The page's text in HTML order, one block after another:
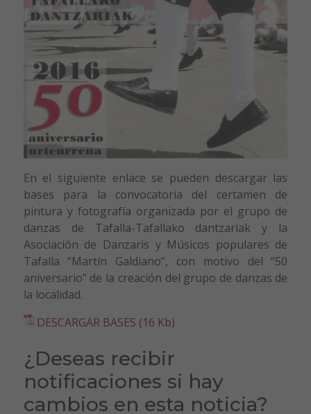
En el siguiente enlace se pueden descargar las
bases para la convocatoria del certamen de
pintura y fotografía organizada por el grupo de
danzas de Tafalla-Tafallako dantzariak y la
Asociación de Danzaris y Músicos populares de
Tafalla “Martín Galdiano”, con motivo del “50
aniversario” de la creación del grupo de danzas de
la localidad.
DESCARGAR BASES (16 Kb)
¿Deseas recibir
notificaciones si hay
cambios en esta noticia?